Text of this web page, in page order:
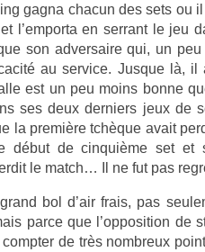
gagna chacun des sets ou
l’em­porta en ser­rant le jeu
son ad­versaire qui, un peu
au ser­vice. Jus­que là,
est un peu moins bonne
ses deux de­rni­ers jeux de
la première tchèque avait
début de cin­quiè­me set et
le match… Il ne fut pas
bol d’air frais, pas
parce que l’op­posi­tion de
de très nombreux